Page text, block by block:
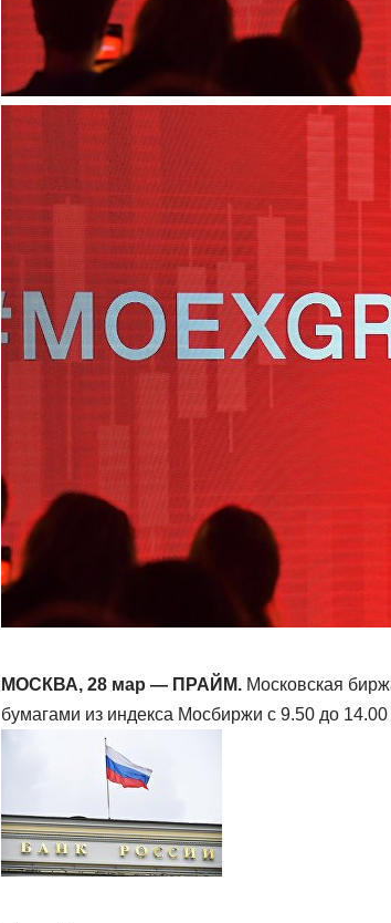
МОСКВА, 28 мар — ПРАЙМ.Московская
бумагами из индекса Мосбиржи с 9.50 до